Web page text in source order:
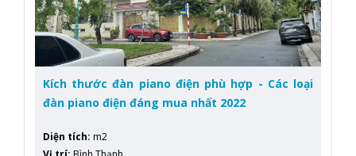
Kích thước đàn piano điện phù hợp - Các loại
đàn piano điện đáng mua nhất 2022
Diện tích: m2